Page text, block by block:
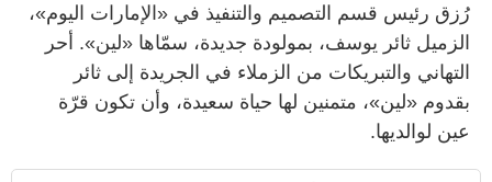
رُزق رئيس قسم التصميم والتنفيذ في «الإمارات اليوم»،
الزميل ثائر يوسف، بمولودة جديدة، سمّاها «لين». أحر
التهاني والتبريكات من الزملاء في الجريدة إلى ثائر
بقدوم «لين»، متمنين لها حياة سعيدة، وأن تكون قرّة
عين لوالديها.